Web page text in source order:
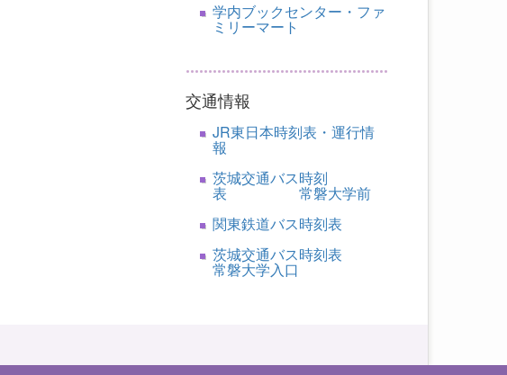
学内ブックセンター・ファ
ミリーマート
交通情報
JR東日本時刻表・運行情
報
茨城交通バス時刻
表 常磐大学前
関東鉄道バス時刻表
茨城交通バス時刻表
常磐大学入口